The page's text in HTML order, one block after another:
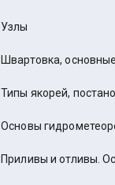
Узлы
Швартовка,
Типы якорей,
Основы
Приливы и отливы.